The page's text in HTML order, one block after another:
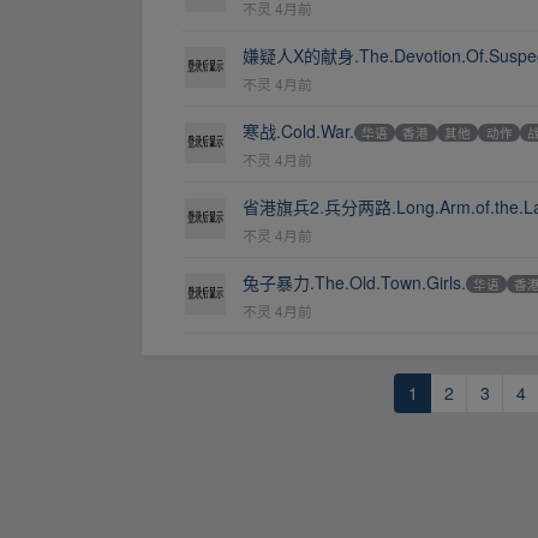
不灵 4月前
嫌疑人X的献身
不灵 4月前
寒战.Cold.War. 华语 香港 其他 动作
不灵 4月前
省港旗兵2.兵分两路
不灵 4月前
兔子暴力.The.Old.Town.Girls. 华语 香
不灵 4月前
1 2 3 4